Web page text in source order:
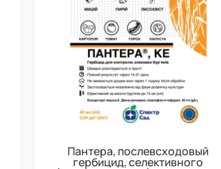
Пантера, послевсходовый
гербицид, селективного